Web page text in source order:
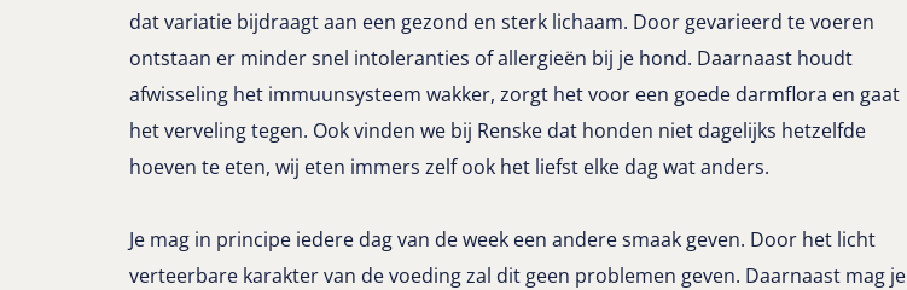
dat variatie bijdraagt aan een gezond en sterk lichaam. Door gevarieerd te voeren
ontstaan er minder snel intoleranties of allergieën bij je hond. Daarnaast houdt
afwisseling het immuunsysteem wakker, zorgt het voor een goede darmflora en gaat
het verveling tegen. Ook vinden we bij Renske dat honden niet dagelijks hetzelfde
hoeven te eten, wij eten immers zelf ook het liefst elke dag wat anders.
Je mag in principe iedere dag van de week een andere smaak geven. Door het licht
verteerbare karakter van de voeding zal dit geen problemen geven. Daarnaast mag je